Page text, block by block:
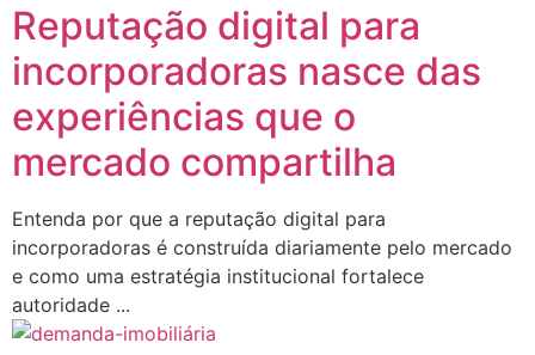
Reputação digital para
incorporadoras nasce das
experiências que o
mercado compartilha
Entenda por que a reputação digital para
incorporadoras é construída diariamente pelo mercado
e como uma estratégia institucional fortalece
autoridade ...